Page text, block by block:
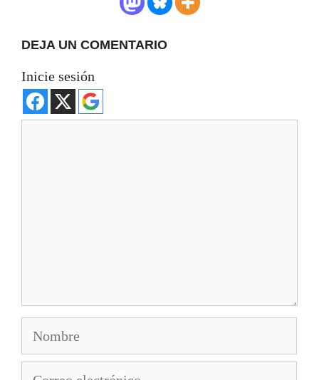
DEJA UN COMENTARIO
Inicie sesión